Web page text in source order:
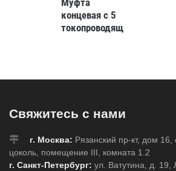
концевая с 5
токопроводящими
5пкв(н)тп-1-
Свяжитесь с нами
г. Москва: Рязанский пр-кт, дом 16,
цоколь, помещение III, комната 1.2
г. Санкт-Петербург: ул. Ватутина, д.